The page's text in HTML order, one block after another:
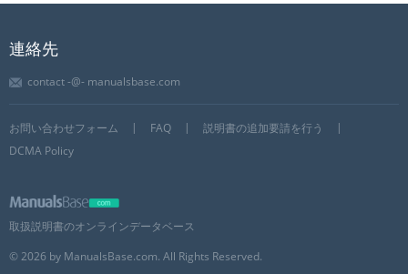
連絡先
contact -@- manualsbase.com
お問い合わせフォーム FAQ
説明書の追加要請を行う
DCMA Policy
取扱説明書のオンラインデータベース
© 2026 by ManualsBase.com. All Rights Reserved.